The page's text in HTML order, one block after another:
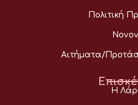
Πολιτική
Αιτήματα/
Η